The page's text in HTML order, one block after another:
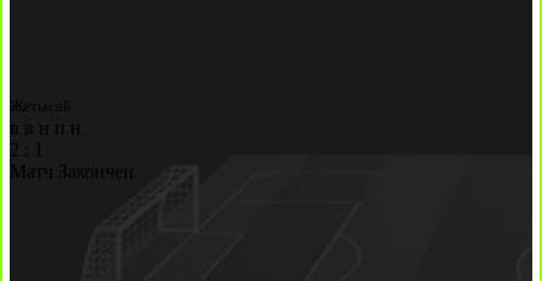
Жетысай
в в н п
н
2
1
Матч Закончен